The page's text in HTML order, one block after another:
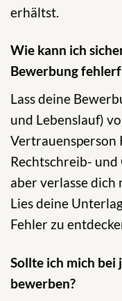
erhältst.
Wie kann ich
Bewerbung
Lass deine
und Lebenslauf)
Vertrauensperson
Rechtschreib-
aber verlasse dich
Lies deine
Fehler zu
Sollte ich mich
bewerben?